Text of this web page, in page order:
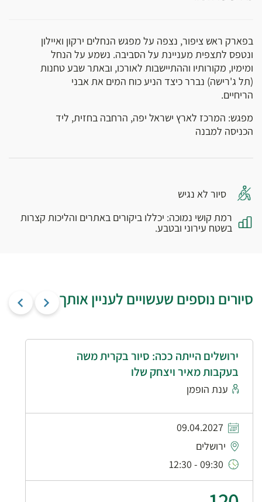
בפארק ראש ציפור, נצפה על מפגש הנחלים ירקון ואיילון
ונטפס לתצפית מעניינת על הסביבה. נשמע על הנחל
ומימיו, מקורותיו וההתיישבות לאורכו, ובאתר שבע טחנות
(תל ג'רישה) נברר כיצד הניע כוח המים את אבני
הריחיים.
מפגש: המרכז לארץ ישראל יפה, הרחבה בחזית, ליד
הכניסה למבנה
סיור לא נגיש
רמת קושי נמוכה: יכללו ביקורים באתרים והליכות קצרות
בשטח עירוני ובטבע.
סיורים נוספים שעשויים לעניין אותך
ירושלים הייתה ככה: סיור בקרית משה
בעקבות מאיר ויצחק שלו
ענת הופמן
09.04.2027
ירושלים
09:30 - 12:30